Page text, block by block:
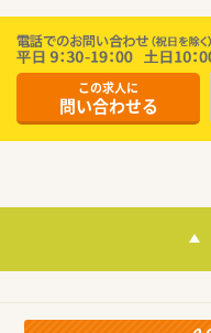
この求人に
問い合わせる